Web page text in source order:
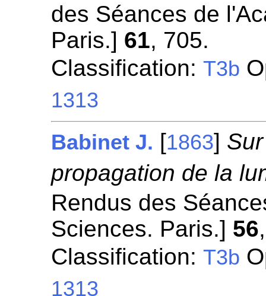
des Séances de
Paris.] 61, 705.
Classification:T3b
1313
Babinet J. [1863]
propagation de la
Rendus des
Sciences. Paris.] 56
Classification:T3b
1313